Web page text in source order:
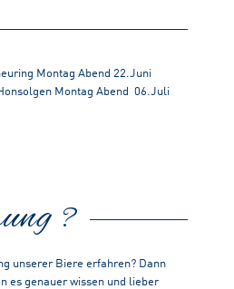
Montag Abend 22.Juni
Montag Abend 06.Juli
?
unserer Biere erfahren? Dann
es genauer wissen und lieber